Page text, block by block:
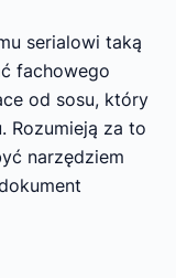
serialowi taką
fachowego
od sosu, który
Rozumieją za to
narzędziem